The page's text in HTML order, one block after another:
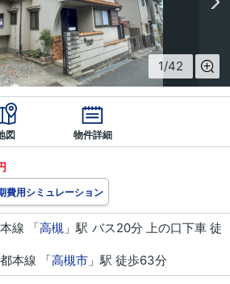
1/42
図 物件詳細
費用シミュレーション
線 「高槻 」駅 バス20分 上の口下車 徒
本線 「高槻市 」駅 徒歩63分